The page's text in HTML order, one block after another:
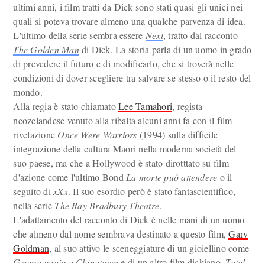
ultimi anni, i film tratti da Dick sono stati quasi gli unici nei
quali si poteva trovare almeno una qualche parvenza di idea.
L'ultimo della serie sembra essere Next, tratto dal racconto
The Golden Mandi Dick. La storia parla di un uomo in grado
di prevedere il futuro e di modificarlo, che si troverà nelle
condizioni di dover scegliere tra salvare se stesso o il resto del
mondo.
Alla regia è stato chiamatoLee Tamahori, regista
neozelandese venuto alla ribalta alcuni anni fa con il film
rivelazione Once Were Warriors (1994) sulla difficile
integrazione della cultura Maori nella moderna società del
suo paese, ma che a Hollywood è stato dirotttato su film
d'azione come l'ultimo Bond La morte può attendere o il
seguito di xXx. Il suo esordio però è stato fantascientifico,
nella serie The Ray Bradbury Theatre.
L'adattamento del racconto di Dick è nelle mani di un uomo
che almeno dal nome sembrava destinato a questo film,Gary
Goldman, al suo attivo le sceneggiature di un gioiellino come